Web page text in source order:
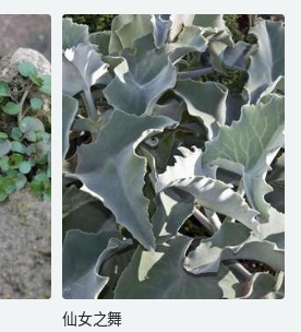
仙女之舞